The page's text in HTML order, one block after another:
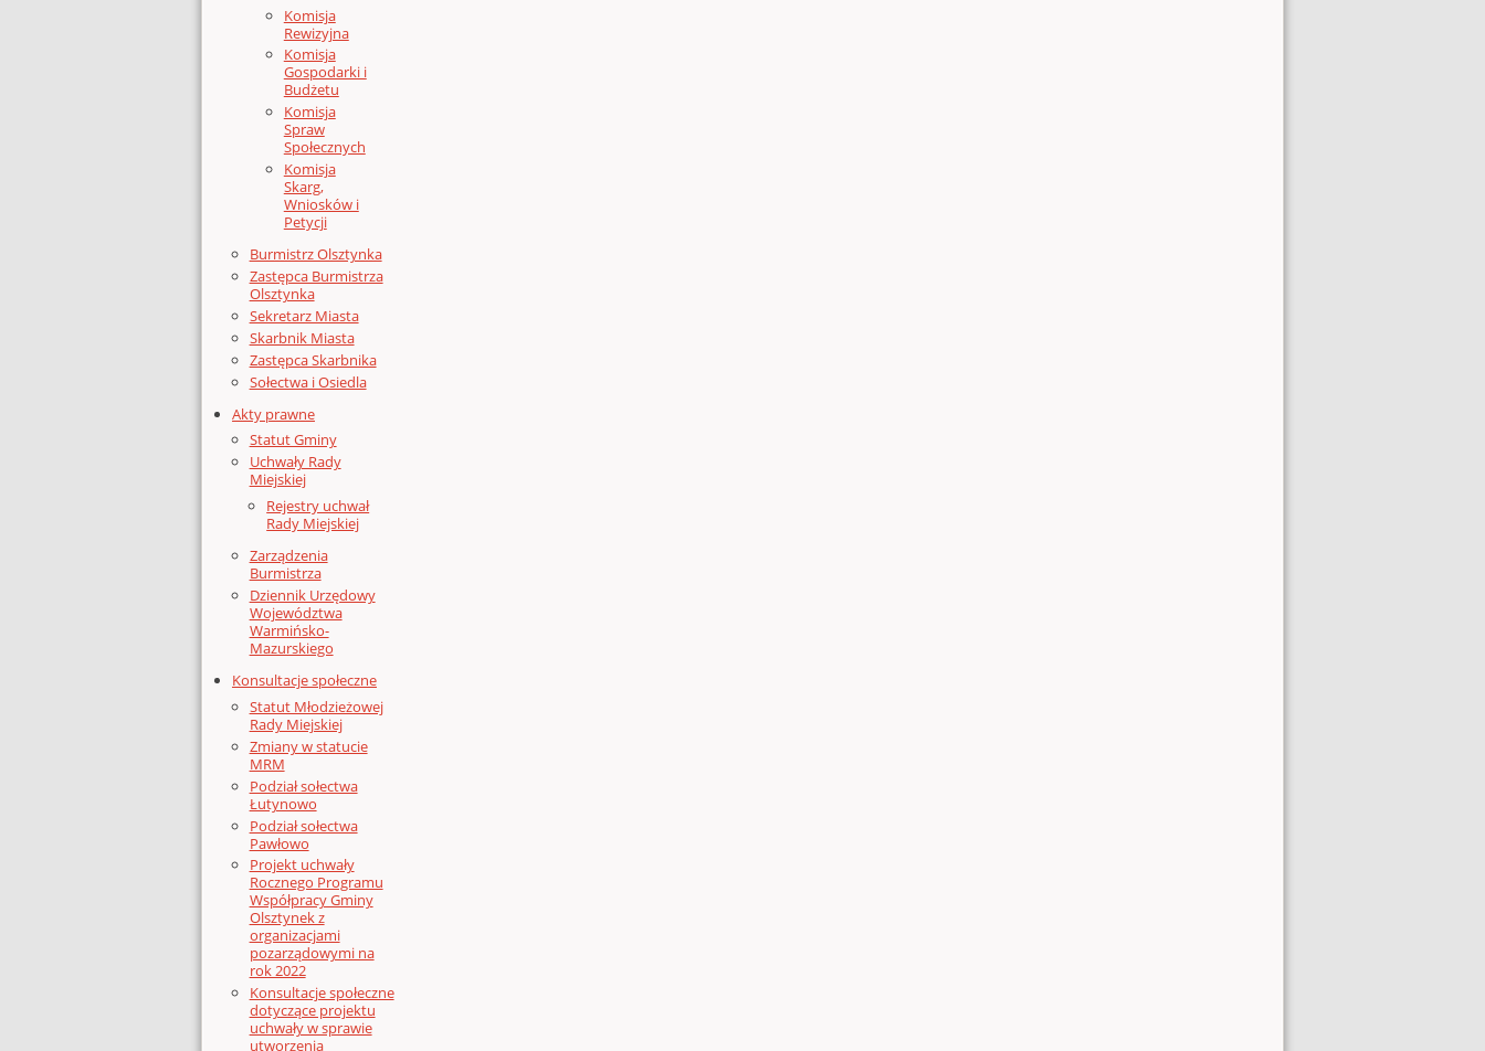
Komisja
Rewizyjna
Komisja
Gospodarki i
Budżetu
Komisja
Spraw
Społecznych
Komisja
Skarg,
Wniosków i
Petycji
Burmistrz Olsztynka
Zastępca Burmistrza
Olsztynka
Sekretarz Miasta
Skarbnik Miasta
Zastępca Skarbnika
Sołectwa i Osiedla
Akty prawne
Statut Gminy
Uchwały Rady
Miejskiej
Rejestry uchwał
Rady Miejskiej
Zarządzenia
Burmistrza
Dziennik Urzędowy
Województwa
Warmińsko-
Mazurskiego
Konsultacje społeczne
Statut Młodzieżowej
Rady Miejskiej
Zmiany w statucie
MRM
Podział sołectwa
Łutynowo
Podział sołectwa
Pawłowo
Projekt uchwały
Rocznego Programu
Współpracy Gminy
Olsztynek z
organizacjami
pozarządowymi na
rok 2022
Konsultacje społeczne
dotyczące projektu
uchwały w sprawie
utworzenia